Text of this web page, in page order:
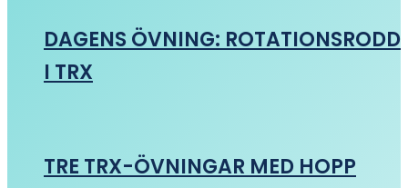
DAGENS ÖVNING: ROTATIONSRODD
I TRX
TRE TRX-ÖVNINGAR MED HOPP